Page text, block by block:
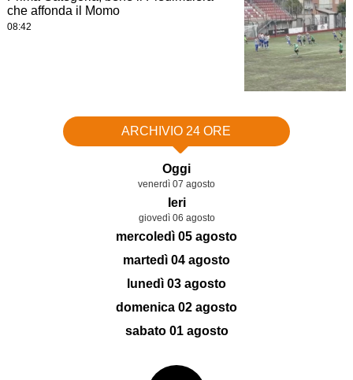
che affonda il Momo
08:42
ARCHIVIO 24 ORE
Oggi
venerdì 07 agosto
Ieri
giovedì 06 agosto
mercoledì 05 agosto
martedì 04 agosto
lunedì 03 agosto
domenica 02 agosto
sabato 01 agosto